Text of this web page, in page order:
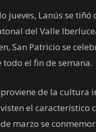
jueves, Lanús se
del Valle
San Patricio se
el fin de semana.
de la cultura
el
marzo se